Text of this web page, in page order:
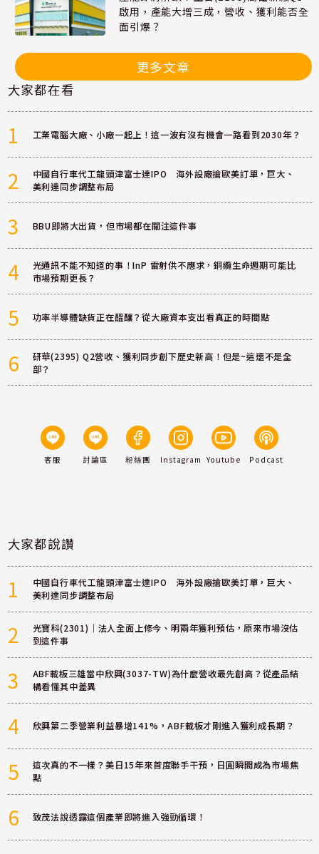
啟用，產能大增三成，營收、獲利能否全
面引爆？
更多文章
大家都在看
1 工業電腦大廠、小廠一起上！這一波有沒有機會一路看到2030年？
2
中國自行車代工龍頭津富士達IPO 海外設廠搶歐美訂單，巨大、
美利達同步調整布局
3 BBU即將大出貨，但市場都在關注這件事
4
光通訊不能不知道的事！InP 雷射供不應求，銅纜生命週期可能比
市場預期更長？
5 功率半導體缺貨正在醞釀？從大廠資本支出看真正的時間點
6
研華(2395) Q2營收、獲利同步創下歷史新高！但是~這還不是全
部？
客服 討論區 粉絲團 Instagram Youtube Podcast
大家都說讚
1
中國自行車代工龍頭津富士達IPO 海外設廠搶歐美訂單，巨大、
美利達同步調整布局
2
光寶科(2301)｜法人全面上修今、明兩年獲利預估，原來市場沒估
到這件事
3
ABF載板三雄當中欣興(3037-TW)為什麼營收最先創高？從產品結
構看懂其中差異
4 欣興第二季營業利益暴增141%，ABF載板才剛進入獲利成長期？
5
這次真的不一樣？美日15年來首度聯手干預，日圓瞬間成為市場焦
點
6 致茂法說透露這個產業即將進入強勁循環！